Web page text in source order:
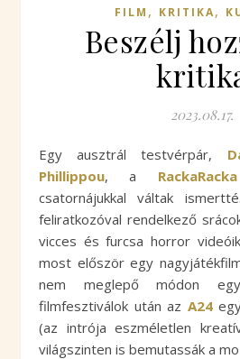
FILM , KRITIKA,
Beszélj
2023.08.17.
Egy ausztrál testvérpár,
Phillippou, a RackaRacka
csatornájukkal váltak
feliratkozóval rendelkező
vicces és furcsa horror
most először egy
nem meglepő módon
filmfesztiválok után az A24
(az intrója eszméletlen
világszinten is bemutassák a